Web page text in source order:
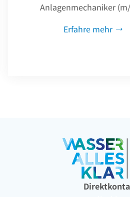
Anlagenmechaniker
Erfahre mehr